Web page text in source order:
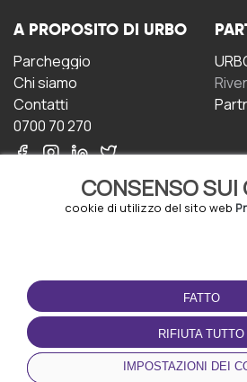
CONSENSO SUI
cookie di utilizzo del sito web
FATTO
RIFIUTA TUTTO
IMPOSTAZIONI DEI
A PROPOSITO DI URBO
Parcheggio
Chi siamo
Contatti
0700 70 270
CONDIZIONI D'USO
Termini e Condizioni
Politica sulla riservatezza
Gestione dei Cookie